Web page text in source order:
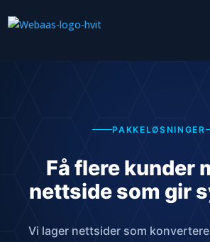
PAKKELØSNINGER
Få flere kunder
nettside som gir
Vi lager nettsider som